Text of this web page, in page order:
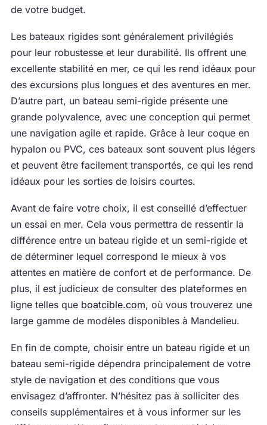
de votre budget.
Les bateaux rigides sont généralement privilégiés
pour leur robustesse et leur durabilité. Ils offrent une
excellente stabilité en mer, ce qui les rend idéaux pour
des excursions plus longues et des aventures en mer.
D’autre part, un bateau semi-rigide présente une
grande polyvalence, avec une conception qui permet
une navigation agile et rapide. Grâce à leur coque en
hypalon ou PVC, ces bateaux sont souvent plus légers
et peuvent être facilement transportés, ce qui les rend
idéaux pour les sorties de loisirs courtes.
Avant de faire votre choix, il est conseillé d’effectuer
un essai en mer. Cela vous permettra de ressentir la
différence entre un bateau rigide et un semi-rigide et
de déterminer lequel correspond le mieux à vos
attentes en matière de confort et de performance. De
plus, il est judicieux de consulter des plateformes en
ligne telles que boatcible.com, où vous trouverez une
large gamme de modèles disponibles à Mandelieu.
En fin de compte, choisir entre un bateau rigide et un
bateau semi-rigide dépendra principalement de votre
style de navigation et des conditions que vous
envisagez d’affronter. N’hésitez pas à solliciter des
conseils supplémentaires et à vous informer sur les